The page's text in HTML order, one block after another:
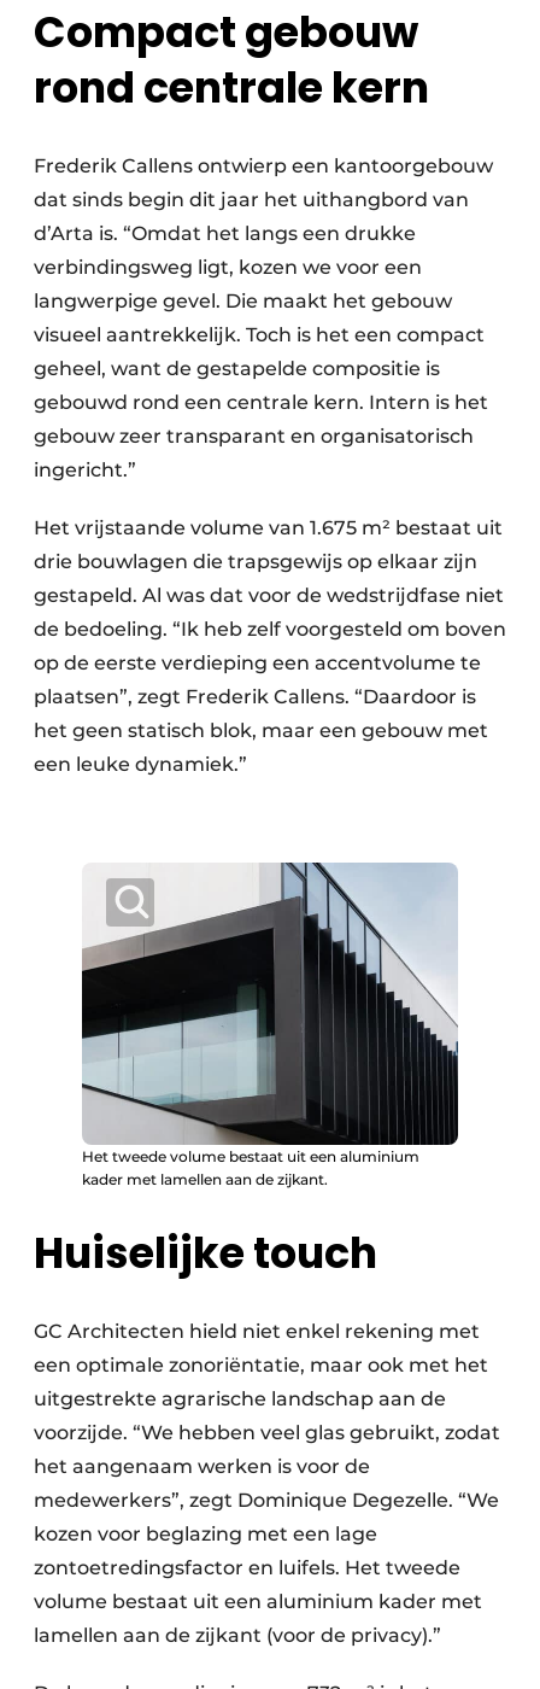
Compact gebouw
rond centrale kern
Frederik Callens ontwierp een kantoorgebouw
dat sinds begin dit jaar het uithangbord van
d’Arta is. “Omdat het langs een drukke
verbindingsweg ligt, kozen we voor een
langwerpige gevel. Die maakt het gebouw
visueel aantrekkelijk. Toch is het een compact
geheel, want de gestapelde compositie is
gebouwd rond een centrale kern. Intern is het
gebouw zeer transparant en organisatorisch
ingericht.”
Het vrijstaande volume van 1.675 m² bestaat uit
drie bouwlagen die trapsgewijs op elkaar zijn
gestapeld. Al was dat voor de wedstrijdfase niet
de bedoeling. “Ik heb zelf voorgesteld om boven
op de eerste verdieping een accentvolume te
plaatsen”, zegt Frederik Callens. “Daardoor is
het geen statisch blok, maar een gebouw met
een leuke dynamiek.”
Het tweede volume bestaat uit een aluminium
kader met lamellen aan de zijkant.
Huiselijke touch
GC Architecten hield niet enkel rekening met
een optimale zonoriëntatie, maar ook met het
uitgestrekte agrarische landschap aan de
voorzijde. “We hebben veel glas gebruikt, zodat
het aangenaam werken is voor de
medewerkers”, zegt Dominique Degezelle. “We
kozen voor beglazing met een lage
zontoetredingsfactor en luifels. Het tweede
volume bestaat uit een aluminium kader met
lamellen aan de zijkant (voor de privacy).”